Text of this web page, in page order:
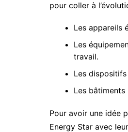
pour coller à
Les appareils
Les
travail.
Les dispositifs
Les
Pour avoir une idée
Energy Star avec